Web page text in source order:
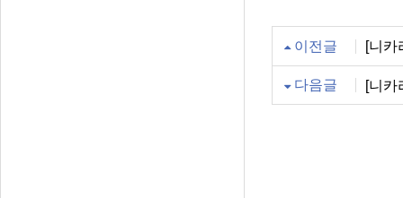
이전글 [니카
다음글 [니카